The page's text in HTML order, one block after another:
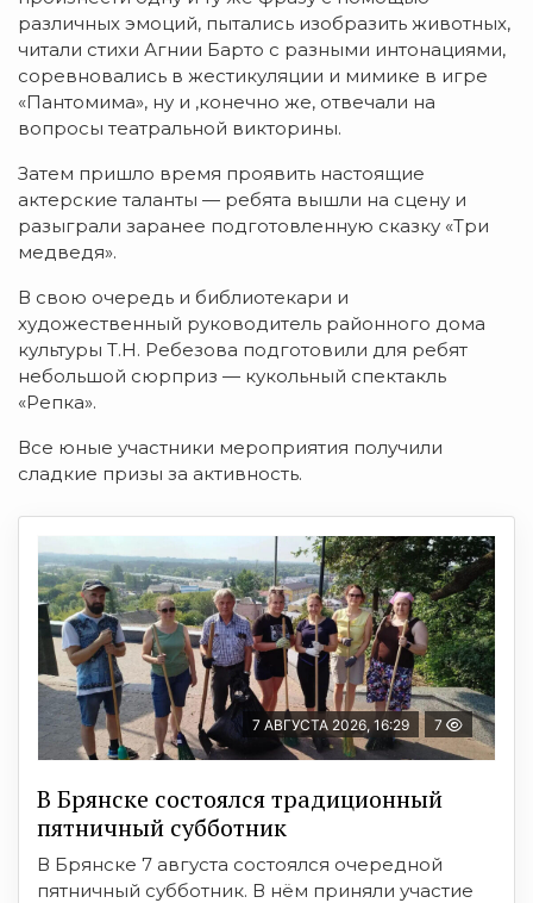
различных эмоций, пытались изобразить животных,
читали стихи Агнии Барто с разными интонациями,
соревновались в жестикуляции и мимике в игре
«Пантомима», ну и ,конечно же, отвечали на
вопросы театральной викторины.
Затем пришло время проявить настоящие
актерские таланты — ребята вышли на сцену и
разыграли заранее подготовленную сказку «Три
медведя».
В свою очередь и библиотекари и
художественный руководитель районного дома
культуры Т.Н. Ребезова подготовили для ребят
небольшой сюрприз — кукольный спектакль
«Репка».
Все юные участники мероприятия получили
сладкие призы за активность.
7 АВГУСТА 2026, 16:29 7
В Брянске состоялся традиционный
пятничный субботник
В Брянске 7 августа состоялся очередной
пятничный субботник. В нём приняли участие